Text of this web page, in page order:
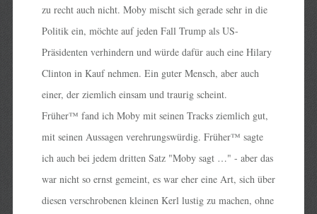
zu recht auch nicht. Moby mischt sich gerade sehr in die
Politik ein, möchte auf jeden Fall Trump als US-
Präsidenten verhindern und würde dafür auch eine Hilary
Clinton in Kauf nehmen. Ein guter Mensch, aber auch
einer, der ziemlich einsam und traurig scheint.
Früher™ fand ich Moby mit seinen Tracks ziemlich gut,
mit seinen Aussagen verehrungswürdig. Früher™ sagte
ich auch bei jedem dritten Satz "Moby sagt …" - aber das
war nicht so ernst gemeint, es war eher eine Art, sich über
diesen verschrobenen kleinen Kerl lustig zu machen, ohne